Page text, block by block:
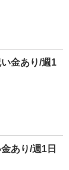
金あり/週1
あり/週1日